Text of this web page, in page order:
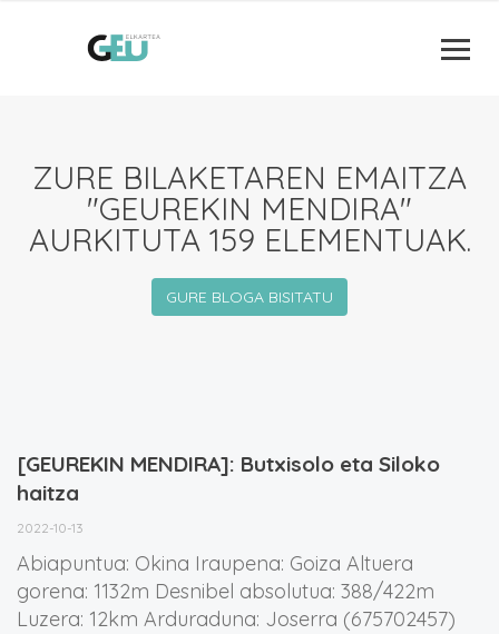
ZURE BILAKETAREN EMAITZA
"GEUREKIN MENDIRA"
AURKITUTA 159 ELEMENTUAK.
GURE BLOGA BISITATU
[GEUREKIN MENDIRA]: Butxisolo eta Siloko
haitza
2022-10-13
Abiapuntua: Okina Iraupena: Goiza Altuera
gorena: 1132m Desnibel absolutua: 388/422m
Luzera: 12km Arduraduna: Joserra (675702457)